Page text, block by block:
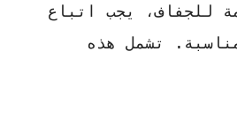
للجفاف، يجب اتباع
تشمل هذه